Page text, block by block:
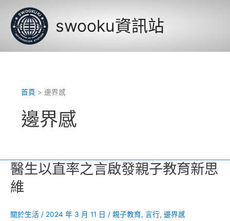
swooku資訊站
首頁 邊界感
邊界感
醫生以直率之言啟發親子教育新思
維
關於生活 / 2024 年 3 月 11 日 / 親子教育, 言行, 邊界感